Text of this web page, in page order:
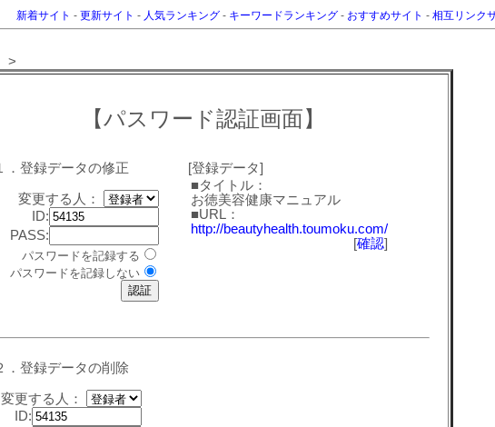
新着サイト - 更新サイト - 人気ランキング- キーワードランキング- おすすめサイト - 相互リンク
【パスワード認証画面】
．登録データの修正
変更する人：
ID:
PASS:
パスワードを記録する
パスワードを記録しない
[登録データ]
■タイトル：
お徳美容健康マニュアル
■URL：
http://beautyhealth.toumoku.com/
[確認]
．登録データの削除
変更する人：
ID: